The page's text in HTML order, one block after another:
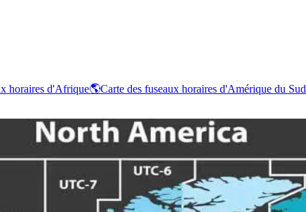
horaires d'Afrique🌎Carte des fuseaux horaires d'Amérique du Sud